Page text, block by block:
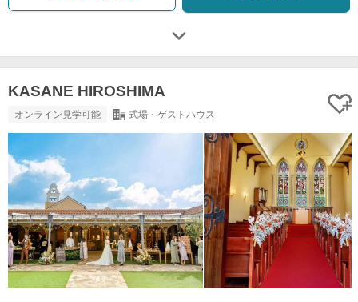
KASANE HIROSHIMA
オンライン見学可能 式場・ゲストハウス